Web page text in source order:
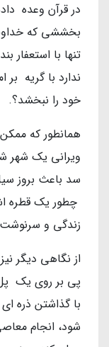
در قرآن وعده
بخششی که
تنها با استعفار
ندارد با گریه
خود را نبخشد؟.
همانطور که
ویرانی یک شهر
سد باعث بروز
چطور یک قطره
زندگی و
از نگاهی دیگر
پی بر روی یک
با گذاشتن ذره
شود، انجام